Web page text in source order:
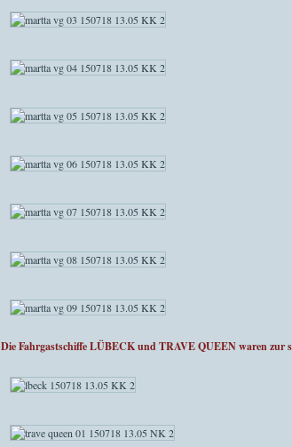
Die Fahrgastschiffe LÜBECK und TRAVE QUEEN waren zur